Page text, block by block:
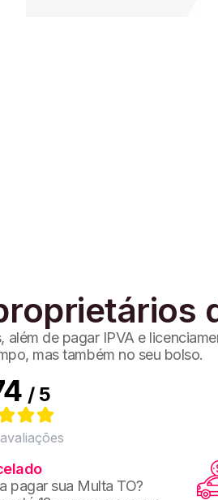
de pagar IPVA e
mas também no seu bolso.
/ 5
avaliações
pagar sua Multa TO?